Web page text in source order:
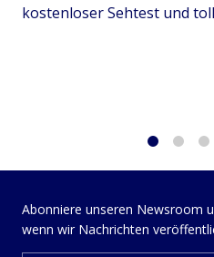
kostenloser Sehtest und
Abonniere unseren Newsroom
wenn wir Nachrichten